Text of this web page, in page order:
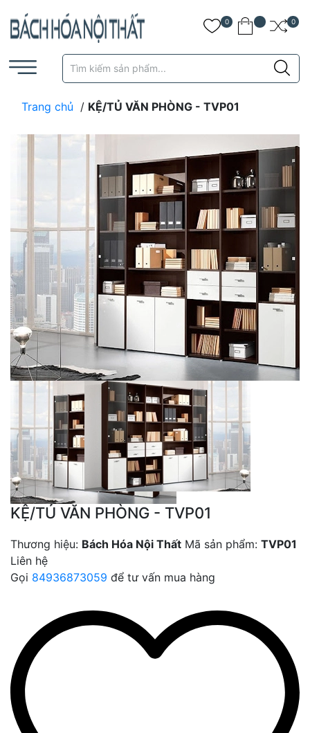
0 0
Trang chủ / KỆ/TỦ VĂN PHÒNG - TVP01
KỆ/TỦ VĂN PHÒNG - TVP01
Thương hiệu: Bách Hóa Nội Thất Mã sản phẩm: TVP01
Liên hệ
Gọi 84936873059 để tư vấn mua hàng